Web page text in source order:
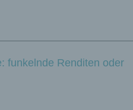
funkelnde Renditen oder